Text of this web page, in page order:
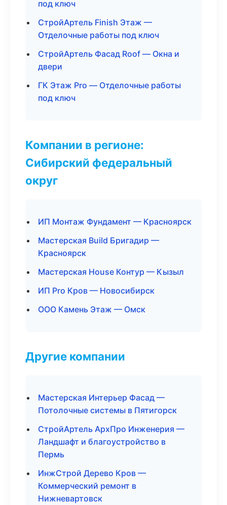
под ключ
СтройАртель Finish Этаж —
Отделочные работы под ключ
СтройАртель Фасад Roof — Окна и
двери
ГК Этаж Pro — Отделочные работы
под ключ
Компании в регионе:
Сибирский федеральный
округ
ИП Монтаж Фундамент — Красноярск
Мастерская Build Бригадир —
Красноярск
Мастерская House Контур — Кызыл
ИП Pro Кров — Новосибирск
ООО Камень Этаж — Омск
Другие компании
Мастерская Интерьер Фасад —
Потолочные системы в Пятигорск
СтройАртель АрхПро Инженерия —
Ландшафт и благоустройство в
Пермь
ИнжСтрой Дерево Кров —
Коммерческий ремонт в
Нижневартовск